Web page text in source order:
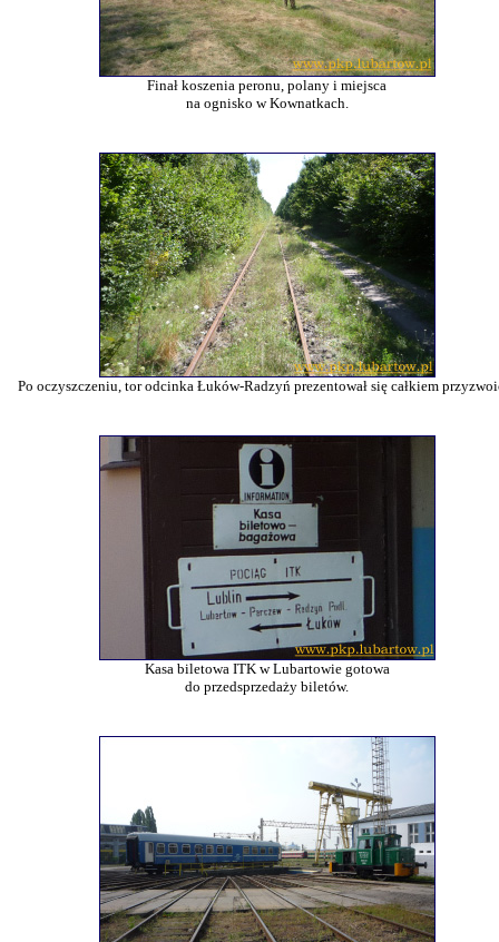
Finał koszenia peronu, polany i miejsca
na ognisko w Kownatkach.
Po oczyszczeniu, tor odcinka Łuków-Radzyń prezentował się całkiem
Kasa biletowa ITK w Lubartowie gotowa
do przedsprzedaży biletów.